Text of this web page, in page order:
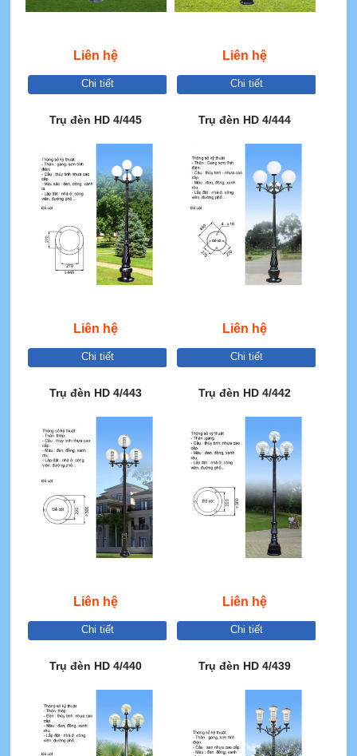
Liên hệ
Chi tiết
Liên hệ
Chi tiết
Trụ đèn HD 4/445
Liên hệ
Chi tiết
Trụ đèn HD 4/444
Liên hệ
Chi tiết
Trụ đèn HD 4/443
Liên hệ
Chi tiết
Trụ đèn HD 4/442
Liên hệ
Chi tiết
Trụ đèn HD 4/440 Trụ đèn HD 4/439